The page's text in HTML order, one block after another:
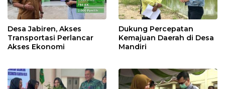
Desa Jabiren, Akses
Transportasi Perlancar
Akses Ekonomi
Dukung Percepatan
Kemajuan Daerah di Desa
Mandiri